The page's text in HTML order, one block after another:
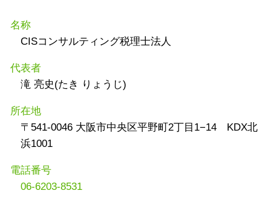
名称
CISコンサルティング税理士法人
代表者
滝 亮史(たき りょうじ)
所在地
〒541-0046 大阪市中央区平野町2丁目1−14 KDX北
浜1001
電話番号
06-6203-8531